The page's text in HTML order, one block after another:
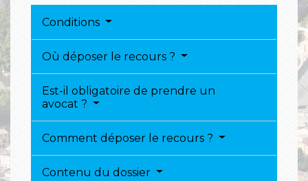
Conditions
Où déposer le recours ?
Est-il obligatoire de prendre un
avocat ?
Comment déposer le recours ?
Contenu du dossier